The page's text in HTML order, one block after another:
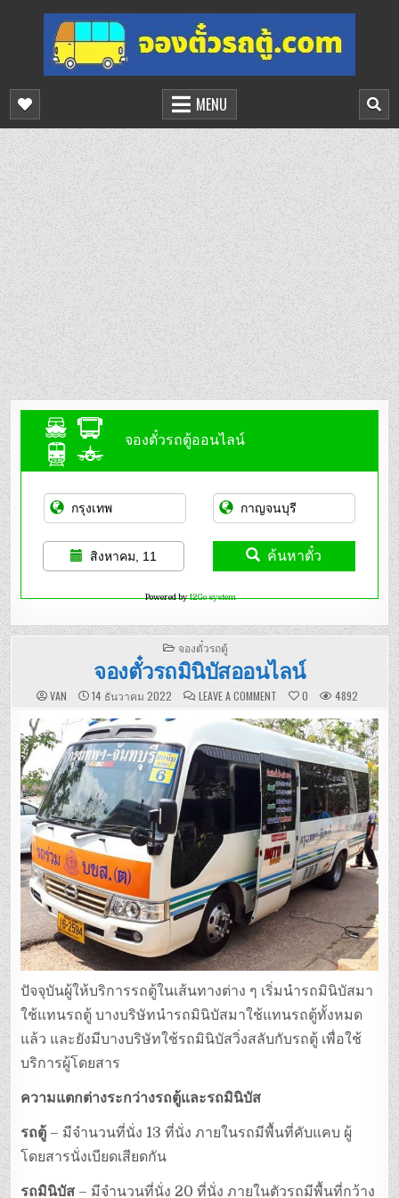
content
จองตั๋วรถตู้ออนไลน์
บริการจองตั๋วรถตู้ออนไลน์
MENU
จองตั๋วรถตู้ออนไลน์
สิงหาคม, 11 ค้นหาตั๋ว
Powered by12Go system
POSTED
IN
จองตั๋วรถตู้
จองตั๋วรถมินิบัสออนไลน์
VAN 14 ธันวาคม 2022 LEAVE A COMMENTON
จอง
ตั๋ว
รถ
มิ
บัส
ออนไลน์
0 4892
ปัจจุบันผู้ให้บริการรถตู้ในเส้นทางต่าง ๆ เริ่มนำรถมินิบัสมา
ใช้แทนรถตู้ บางบริษัทนำรถมินิบัสมาใช้แทนรถตู้ทั้งหมด
แล้ว และยังมีบางบริษัทใช้รถมินิบัสวิ่งสลับกับรถตู้ เพื่อใช้
บริการผู้โดยสาร
ความแตกต่างระกว่างรถตู้และรถมินิบัส
รถตู้ – มีจำนวนที่นั่ง 13 ที่นั่ง ภายในรถมีพื้นที่คับแคบ ผู้
โดยสารนั่งเบียดเสียดกัน
รถมินิบัส – มีจำนวนที่นั่ง 20 ที่นั่ง ภายในตัวรถมีพื้นที่กว้าง